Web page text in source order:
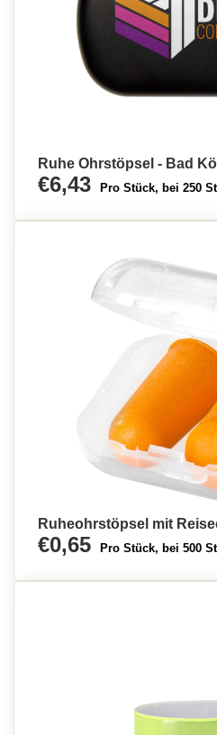
Ruhe Ohrstöpsel - Bad
€6,43 Pro Stück, bei 250
Ruheohrstöpsel mit
€0,65 Pro Stück, bei 500